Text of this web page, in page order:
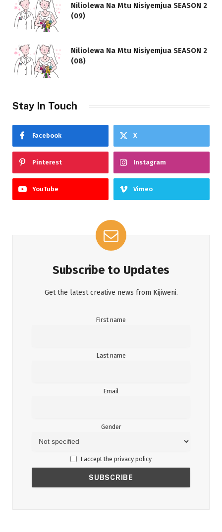
Niliolewa Na Mtu Nisiyemjua SEASON 2
(09)
Niliolewa Na Mtu Nisiyemjua SEASON 2
(08)
Stay In Touch
Facebook X
Pinterest Instagram
YouTube Vimeo
Subscribe to Updates
Get the latest creative news from Kijiweni.
First name
Last name
Email
Gender
I accept the privacy policy